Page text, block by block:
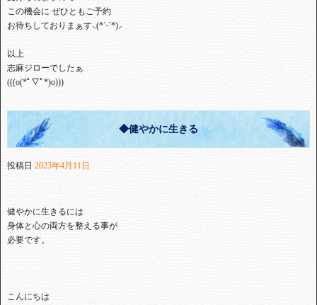
⁡この機会に ぜひ⁡ともご予約⁡
⁡お待ちしておりまぁす⸜(*ˊᵕˋ*)⸝⁡
⁡以上⁡
⁡志麻ジローでしたぁ⁡
⁡(((o(*ﾟ▽ﾟ*)o)))
◆健やかに生きる
投稿日 2023年4月11日
健やかに生きるには
身体と心の両方を整える事が
必要です。
こんにちは